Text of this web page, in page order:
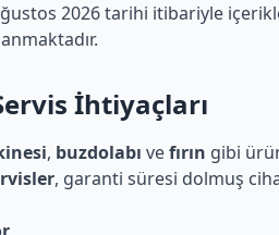
2026 tarihi itibariyle
İhtiyaçları
, buzdolabı vefırın gibi
, garanti süresi dolmuş